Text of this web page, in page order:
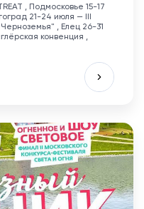
, Подмосковье 15-17
21-24 июля — III
, Елец 26-31
конвенция ,